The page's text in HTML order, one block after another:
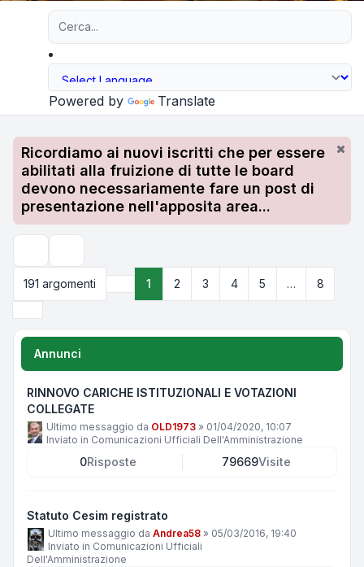
Powered by Translate
Ricordiamo ai nuovi iscritti che per essere
abilitati alla fruizione di tutte le board
devono necessariamente fare un post di
presentazione nell'apposita area...
191 argomenti
Pagina di8
1 2 3 4 5 …
8
Annunci
RINNOVO CARICHE ISTITUZIONALI E VOTAZIONI
COLLEGATE
Ultimo messaggio da OLD1973 » 01/04/2020, 10:07
Inviato in Comunicazioni Ufficiali Dell'Amministrazione
0Risposte 79669Visite
Statuto Cesim registrato
Ultimo messaggio da Andrea58 » 05/03/2016, 19:40
Inviato in Comunicazioni Ufficiali
Dell'Amministrazione